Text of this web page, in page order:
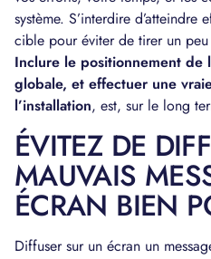
système. S’interdire
cible pour éviter de tirer un
Inclure le positionnement de
globale, et effectuer une
l’installation, est, sur le long
ÉVITEZ DE
MAUVAIS
ÉCRAN BIEN
Diffuser sur un écran un